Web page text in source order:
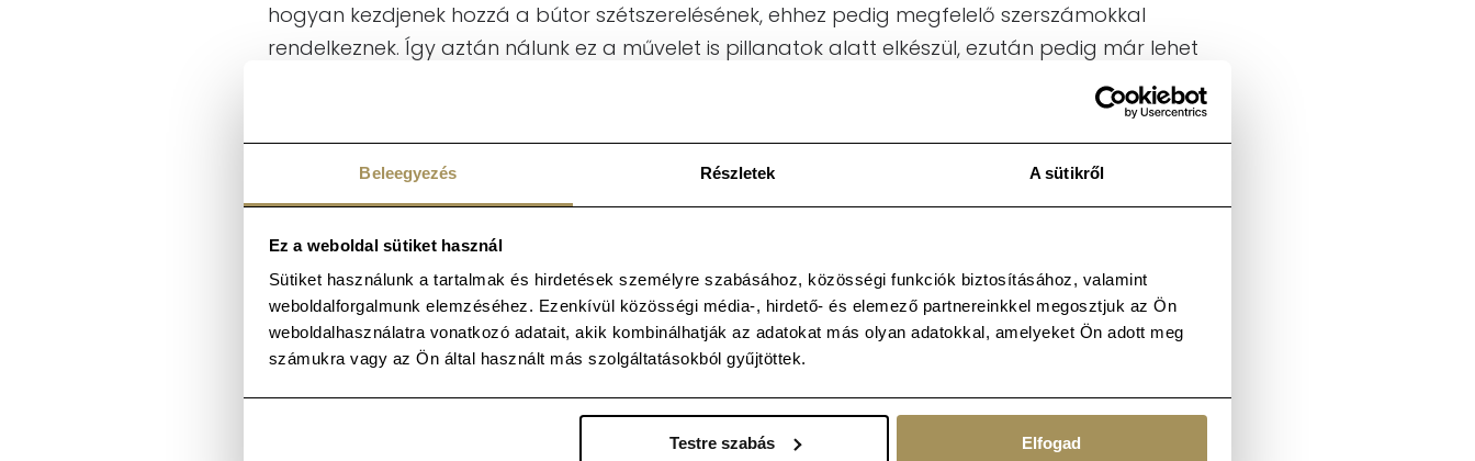
Beleegyezés Részletek A sütikről
Ez a weboldal sütiket használ
Sütiket használunk a tartalmak és hirdetések személyre szabásához, közösségi funkciók biztosításához, valamint
weboldalforgalmunk elemzéséhez. Ezenkívül közösségi média-, hirdető- és elemező partnereinkkel megosztjuk az Ön
weboldalhasználatra vonatkozó adatait, akik kombinálhatják az adatokat más olyan adatokkal, amelyeket Ön adott meg
számukra vagy az Ön által használt más szolgáltatásokból gyűjtöttek.
Testre szabás Elfogad
hogyan kezdjenek hozzá a bútor szétszerelésének, ehhez pedig megfelelő szerszámokkal
rendelkeznek. Így aztán nálunk ez a művelet is pillanatok alatt elkészül, ezután pedig már lehet
Beszéljünk a munkaszervezésről is!
A telefonos diszpécserszolgálat egyik feladata az, hogy segítse a sofőrök munkáját. Sok időt
keveredjen. A sofőröknek azzal sem kell foglalkozniuk, hogy felvegyék a megrendelők
telefonjait, mivel a diszpécserszolgálat ezt a terhet is leveszi a vállukról.
Kidolgozott munkagyakorlat
Cégünknél nincs helye a meggondolatlan, ad-hoc döntéseknek, minden egyes költözés jól